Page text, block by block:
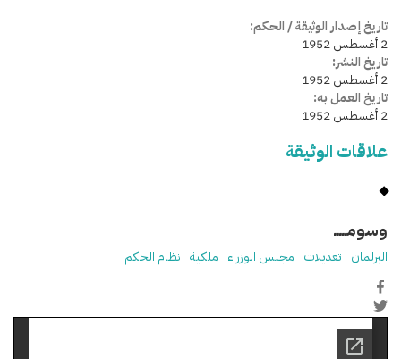
تاريخ إصدار الوثيقة / الحكم:
2 أغسطس 1952
تاريخ النشر:
2 أغسطس 1952
تاريخ العمل به:
2 أغسطس 1952
علاقات الوثيقة
وسومـــــ
البرلمان تعديلات مجلس الوزراء ملكية نظام الحكم